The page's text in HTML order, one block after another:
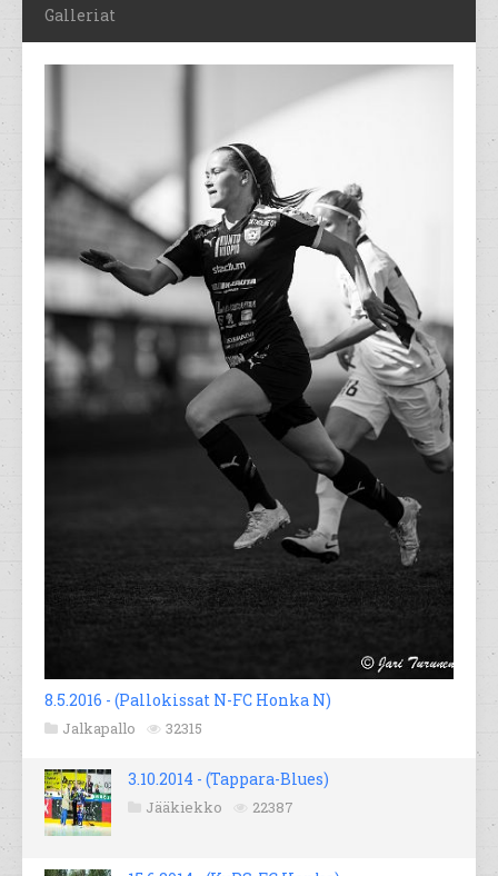
Galleriat
8.5.2016 - (Pallokissat N-FC Honka N)
Jalkapallo 32315
3.10.2014 - (Tappara-Blues)
Jääkiekko 22387